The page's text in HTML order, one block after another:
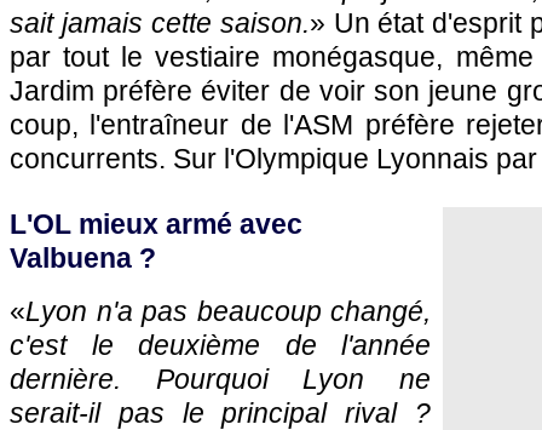
sait jamais cette saison.» Un état d'esprit
par tout le vestiaire monégasque,
Jardim préfère éviter de voir son jeune
coup, l'entraîneur de l'ASM préfère
concurrents. Sur l'Olympique Lyonnais
L'OL mieux armé avec
Valbuena ?
«Lyon n'a pas beaucoup changé,
c'est le deuxième de l'année
dernière. Pourquoi Lyon ne
serait-il pas le principal rival ?